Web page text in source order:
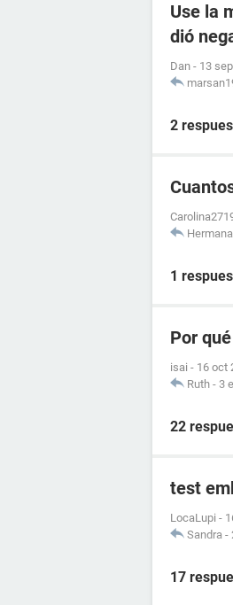
Use la
dió
Dan - 13
2
1
Por
isai - 16 oct
Ruth - 3
22
test
LocaLupi -
Sandra -
17